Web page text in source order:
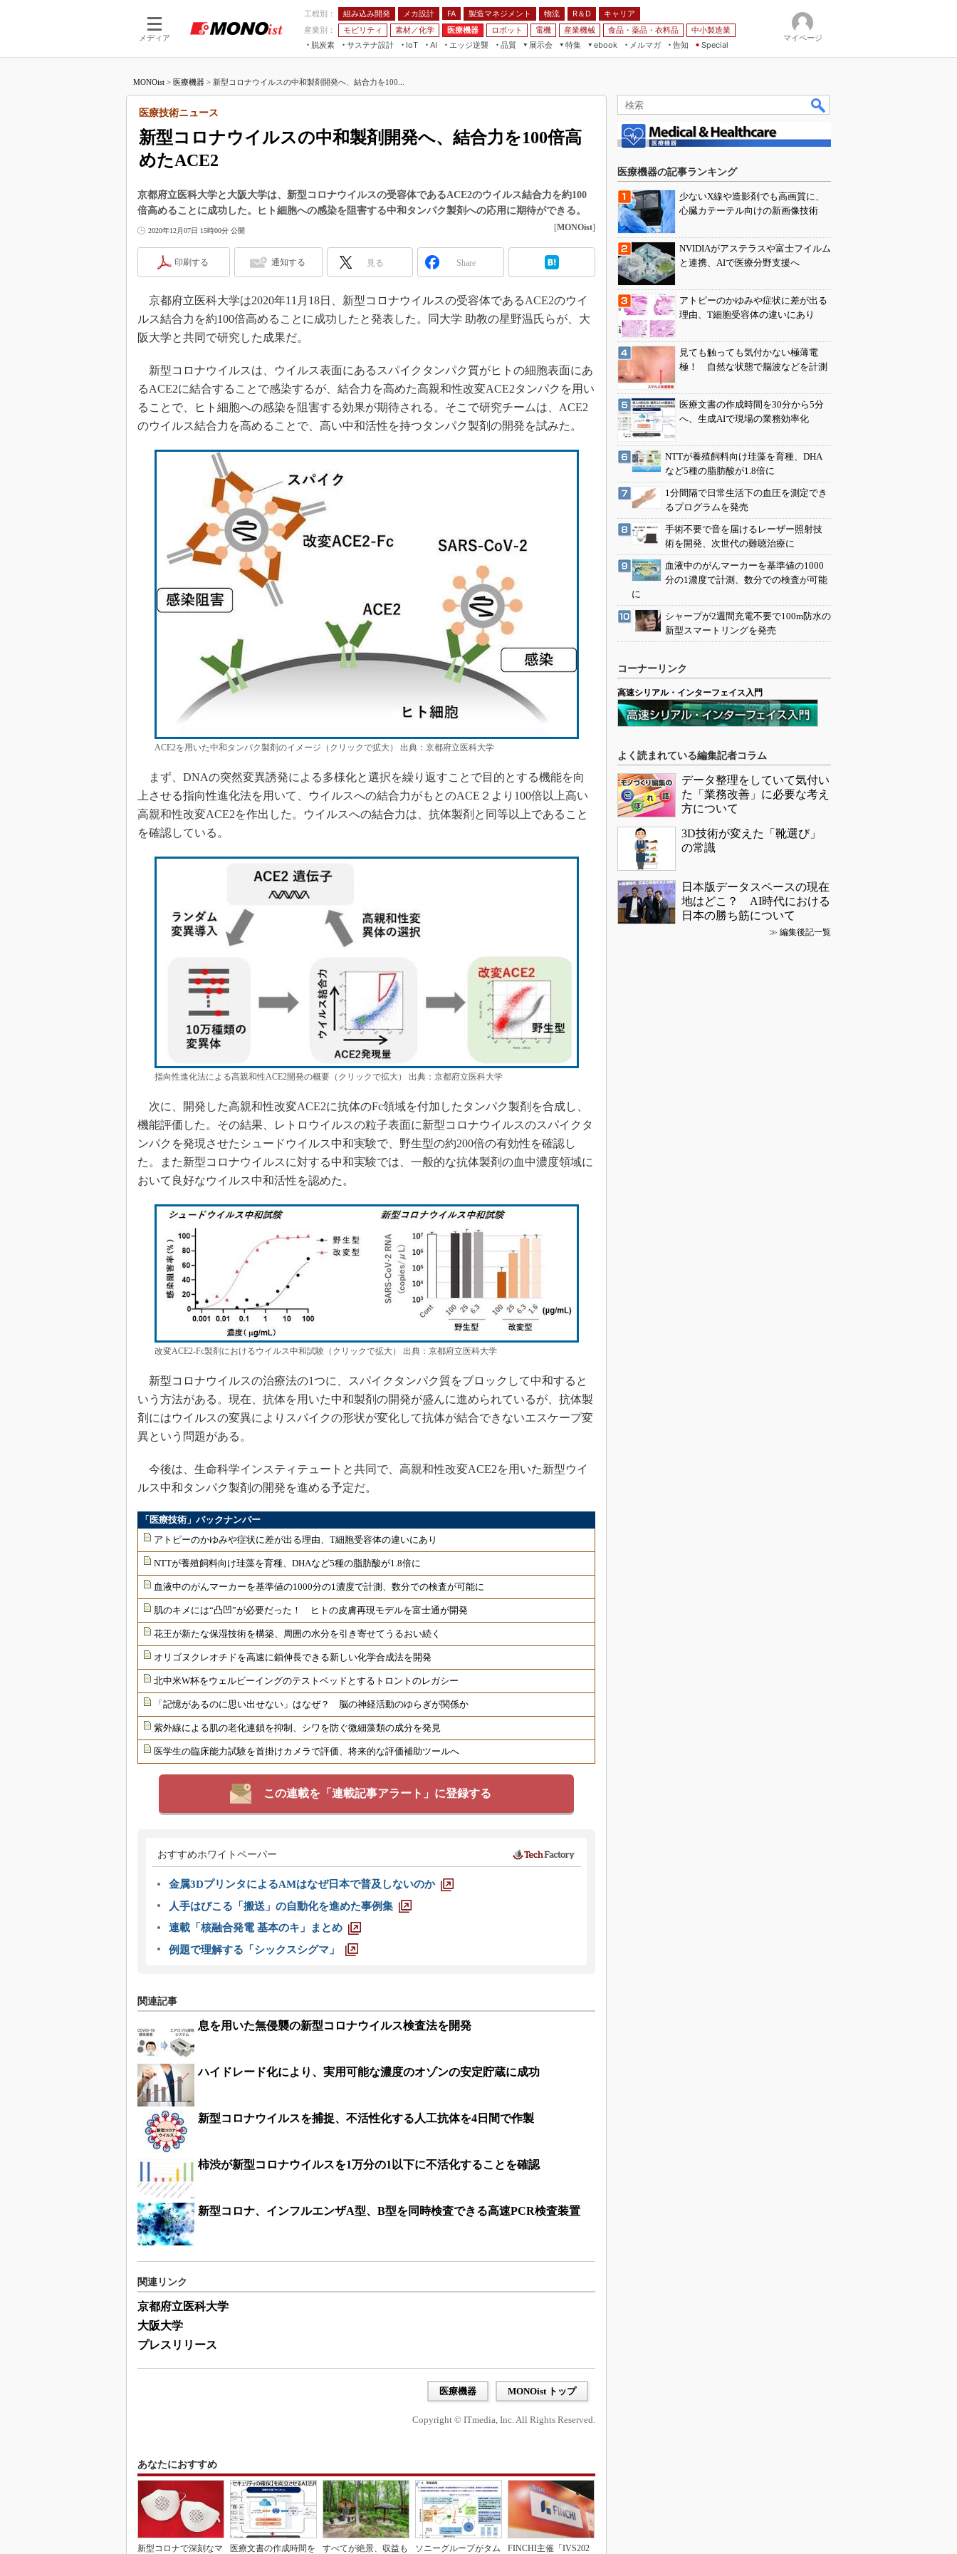
メディア
工程別： 組み込み開発 メカ設計 FA 製造マネジメント 物流 R＆D
キャリア
産業別：
モビリティ 素材／化学 医療機器 ロボット 電機 産業機械 食品・薬品・衣料品
中小製造業
脱炭素
サステナ設計
IoT
つながる工場
AI
AI×設備保全
エッジ逆襲 品質
展示会
JIMTOF
IIFES
TECHNO-FRONTIER
スマート工場EXPO
EdgeTech+
AUTOMOTIVE WORLD
特集
フィールドサービス
組み込み画像技術
組み込みモデリング
車載ソフト開発
ISO26262
無償設計ツール
3Dプリンタ
S＆OP
インダストリー4.0
イノベーション
製造業ビッグデータ
グローバル設計・開発
制御セキュリティ
新型コロナへの対応
ebook
FA
モビリティ
メルマガ
告知 Special
マイページ
MONOist > 医療機器 > 新型コロナウイルスの中和製剤開発へ、結合力を100...
新型コロナウイルスの中和製剤開発へ、結合力を100倍高
めたACE2
医療技術ニュース
京都府立医科大学と大阪大学は、新型コロナウイルスの受容体であるACE2のウイルス結合力を約100
倍高めることに成功した。ヒト細胞への感染を阻害する中和タンパク製剤への応用に期待ができる。
2020年12月07日 15時00分 公開 [MONOist]
印刷する 通知する 見る Share
京都府立医科大学は2020年11月18日、新型コロナウイルスの受容体であるACE2のウイ
ルス結合力を約100倍高めることに成功したと発表した。同大学 助教の星野温氏らが、大
阪大学と共同で研究した成果だ。
新型コロナウイルスは、ウイルス表面にあるスパイクタンパク質がヒトの細胞表面にあ
るACE2に結合することで感染するが、結合力を高めた高親和性改変ACE2タンパクを用い
ることで、ヒト細胞への感染を阻害する効果が期待される。そこで研究チームは、ACE2
のウイルス結合力を高めることで、高い中和活性を持つタンパク製剤の開発を試みた。
ACE2を用いた中和タンパク製剤のイメージ（クリックで拡大） 出典：京都府立医科大学
まず、DNAの突然変異誘発による多様化と選択を繰り返すことで目的とする機能を向
上させる指向性進化法を用いて、ウイルスへの結合力がもとのACE２より100倍以上高い
高親和性改変ACE2を作出した。ウイルスへの結合力は、抗体製剤と同等以上であること
を確認している。
指向性進化法による高親和性ACE2開発の概要（クリックで拡大） 出典：京都府立医科大学
次に、開発した高親和性改変ACE2に抗体のFc領域を付加したタンパク製剤を合成し、
機能評価した。その結果、レトロウイルスの粒子表面に新型コロナウイルスのスパイクタ
ンパクを発現させたシュードウイルス中和実験で、野生型の約200倍の有効性を確認し
た。また新型コロナウイルスに対する中和実験では、一般的な抗体製剤の血中濃度領域に
おいて良好なウイルス中和活性を認めた。
改変ACE2-Fc製剤におけるウイルス中和試験（クリックで拡大） 出典：京都府立医科大学
新型コロナウイルスの治療法の1つに、スパイクタンパク質をブロックして中和すると
いう方法がある。現在、抗体を用いた中和製剤の開発が盛んに進められているが、抗体製
剤にはウイルスの変異によりスパイクの形状が変化して抗体が結合できないエスケープ変
異という問題がある。
今後は、生命科学インスティテュートと共同で、高親和性改変ACE2を用いた新型ウイ
ルス中和タンパク製剤の開発を進める予定だ。
「医療技術」バックナンバー
アトピーのかゆみや症状に差が出る理由、T細胞受容体の違いにあり
NTTが養殖飼料向け珪藻を育種、DHAなど5種の脂肪酸が1.8倍に
血液中のがんマーカーを基準値の1000分の1濃度で計測、数分での検査が可能に
肌のキメには“凸凹”が必要だった！ ヒトの皮膚再現モデルを富士通が開発
花王が新たな保湿技術を構築、周囲の水分を引き寄せてうるおい続く
オリゴヌクレオチドを高速に鎖伸長できる新しい化学合成法を開発
北中米W杯をウェルビーイングのテストベッドとするトロントのレガシー
「記憶があるのに思い出せない」はなぜ？ 脳の神経活動のゆらぎが関係か
紫外線による肌の老化連鎖を抑制、シワを防ぐ微細藻類の成分を発見
医学生の臨床能力試験を首掛けカメラで評価、将来的な評価補助ツールへ
この連載を「連載記事アラート」に登録する
おすすめホワイトペーパー
金属3DプリンタによるAMはなぜ日本で普及しないのか
人手はびこる「搬送」の自動化を進めた事例集
連載「核融合発電 基本のキ」まとめ
例題で理解する「シックスシグマ」
関連記事
息を用いた無侵襲の新型コロナウイルス検査法を開発
ハイドレード化により、実用可能な濃度のオゾンの安定貯蔵に成功
新型コロナウイルスを捕捉、不活性化する人工抗体を4日間で作製
柿渋が新型コロナウイルスを1万分の1以下に不活化することを確認
新型コロナ、インフルエンザA型、B型を同時検査できる高速PCR検査装置
関連リンク
京都府立医科大学
大阪大学
プレスリリース
医療機器 MONOist トップ
Copyright © ITmedia, Inc. All Rights Reserved.
あなたにおすすめ
新型コロナで深刻なマ 医療文書の作成時間を すべてが絶景、収益も ソニーグループがタム FINCHI主催「IVS202
医療機器の記事ランキング
少ないX線や造影剤でも高画質に、
心臓カテーテル向けの新画像技術
NVIDIAがアステラスや富士フイルム
と連携、AIで医療分野支援へ
アトピーのかゆみや症状に差が出る
理由、T細胞受容体の違いにあり
見ても触っても気付かない極薄電
極！ 自然な状態で脳波などを計測
医療文書の作成時間を30分から5分
へ、生成AIで現場の業務効率化
NTTが養殖飼料向け珪藻を育種、DHA
など5種の脂肪酸が1.8倍に
1分間隔で日常生活下の血圧を測定でき
るプログラムを発売
手術不要で音を届けるレーザー照射技
術を開発、次世代の難聴治療に
血液中のがんマーカーを基準値の1000
分の1濃度で計測、数分での検査が可能
に
シャープが2週間充電不要で100m防水の
新型スマートリングを発売
コーナーリンク
高速シリアル・インターフェイス入門
よく読まれている編集記者コラム
データ整理をしていて気付い
た「業務改善」に必要な考え
方について
3D技術が変えた「靴選び」
の常識
日本版データスペースの現在
地はどこ？ AI時代における
日本の勝ち筋について
≫ 編集後記一覧